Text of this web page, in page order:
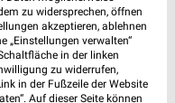
zu widersprechen, öffnen
akzeptieren, ablehnen
„Einstellungen verwalten“
in der linken
zu widerrufen,
in der Fußzeile der Website
Auf dieser Seite können